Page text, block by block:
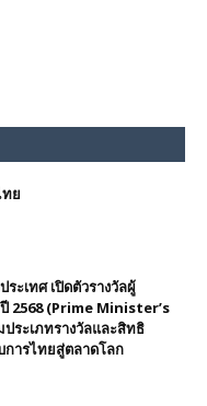
ทย
ะเทศ เปิดตัวรางวัลผู้
2568 (Prime Minister’s
ระเภทรางวัลและสิทธิ
ารไทยสู่ตลาดโลก